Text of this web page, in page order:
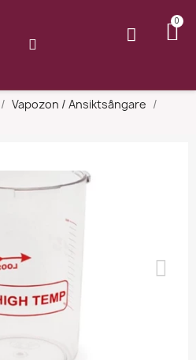
Vapozon / Ansiktsångare